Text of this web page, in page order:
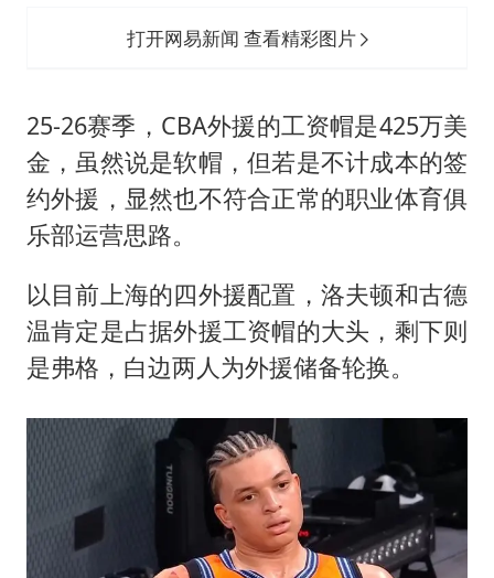
打开网易新闻 查看精彩图片
25-26赛季，CBA外援的工资帽是425万美
金，虽然说是软帽，但若是不计成本的签
约外援，显然也不符合正常的职业体育俱
乐部运营思路。
以目前上海的四外援配置，洛夫顿和古德
温肯定是占据外援工资帽的大头，剩下则
是弗格，白边两人为外援储备轮换。